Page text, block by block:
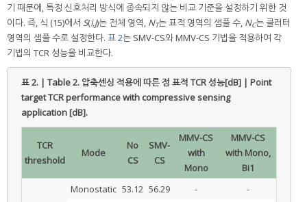
기 때문에, 특정 신호처리 방식에 종속되지 않는 비교 기준을 설정하기 위한 것
이다. 즉, 식 (15)에서 S(i,j)는 전체 영역, NT는 표적 영역의 샘플 수, NC는 클러터
영역의 샘플 수로 설정한다. 표 2는 SMV-CS와 MMV-CS 기법을 적용하여 각
기법의 TCR 성능을 비교한다.
표 2. | Table 2. 압축센싱 적용에 따른 점 표적 TCR 성능[dB] | Point
target TCR performance with compressive sensing
application [dB].
TCR
threshold
Mode
No
CS
SMV-
CS
MMV-CS
with
Mono
MMV-CS
with Mono,
Bi1
Monostatic 53.12 56.29 -
-